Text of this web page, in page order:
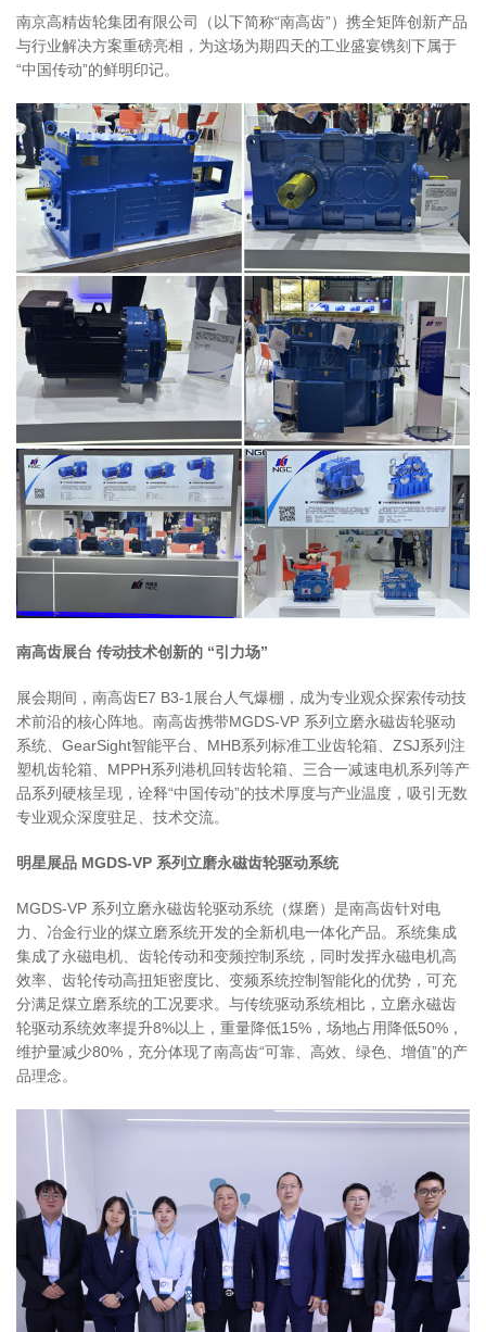
南京高精齿轮集团有限公司（以下简称“南高齿”）携全矩阵创新产品
与行业解决方案重磅亮相，为这场为期四天的工业盛宴镌刻下属于
“中国传动”的鲜明印记。
南高齿展台 传动技术创新的 “引力场”
展会期间，南高齿E7 B3-1展台人气爆棚，成为专业观众探索传动技
术前沿的核心阵地。南高齿携带MGDS-VP 系列立磨永磁齿轮驱动
系统、GearSight智能平台、MHB系列标准工业齿轮箱、ZSJ系列注
塑机齿轮箱、MPPH系列港机回转齿轮箱、三合一减速电机系列等产
品系列硬核呈现，诠释“中国传动”的技术厚度与产业温度，吸引无数
专业观众深度驻足、技术交流。
明星展品 MGDS-VP 系列立磨永磁齿轮驱动系统
MGDS-VP 系列立磨永磁齿轮驱动系统（煤磨）是南高齿针对电
力、冶金行业的煤立磨系统开发的全新机电一体化产品。系统集成
集成了永磁电机、齿轮传动和变频控制系统，同时发挥永磁电机高
效率、齿轮传动高扭矩密度比、变频系统控制智能化的优势，可充
分满足煤立磨系统的工况要求。与传统驱动系统相比，立磨永磁齿
轮驱动系统效率提升8%以上，重量降低15%，场地占用降低50%，
维护量减少80%，充分体现了南高齿“可靠、高效、绿色、增值”的产
品理念。